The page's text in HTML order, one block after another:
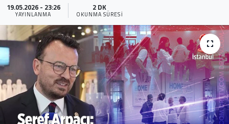
19.05.2026 - 23:26
YAYINLANMA
2 DK
OKUNMA SÜRESI
Sağlık
Yazarlar
Resmi İlan
Resmi Reklam